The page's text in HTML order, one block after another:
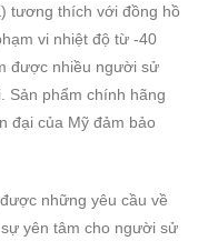
tương thích với đồng hồ
vi nhiệt độ từ -40
được nhiều người sử
Sản phẩm chính hãng
đại của Mỹ đảm bảo
những yêu cầu về
yên tâm cho người sử